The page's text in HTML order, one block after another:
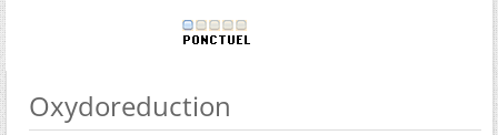
Oxydoreduction